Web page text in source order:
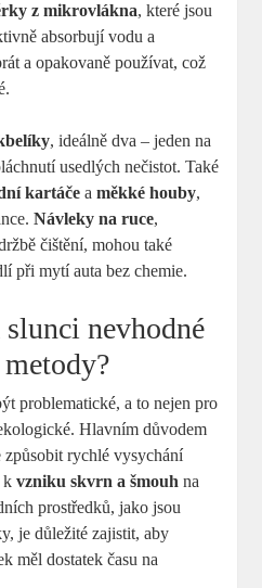
z mikrovlákna, které jsou
absorbují vodu a
a opakovaně používat, což
, ideálně dva – jeden na
usedlých nečistot. Také
kartáče aměkké houby,
Návleky na ruce,
čištění, mohou také
při mytí auta bez chemie.
nevhodné
problematické, a to nejen pro
Hlavním důvodem
způsobit rychlé vysychání
kvzniku skvrn a šmouh na
prostředků, jako jsou
je důležité zajistit, aby
měl dostatek času na